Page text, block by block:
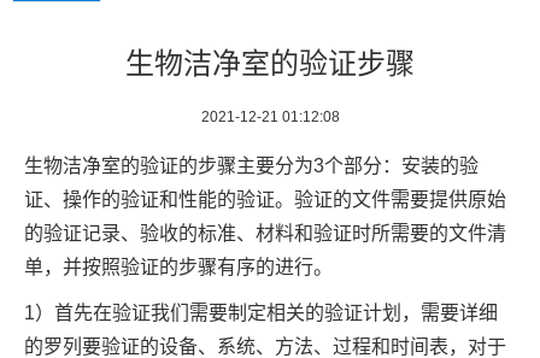
生物洁净室的验证步骤
2021-12-21 01:12:08
生物洁净室的验证的步骤主要分为3个部分：安装的验
证、操作的验证和性能的验证。验证的文件需要提供原始
的验证记录、验收的标准、材料和验证时所需要的文件清
单，并按照验证的步骤有序的进行。
1）首先在验证我们需要制定相关的验证计划，需要详细
的罗列要验证的设备、系统、方法、过程和时间表，对于